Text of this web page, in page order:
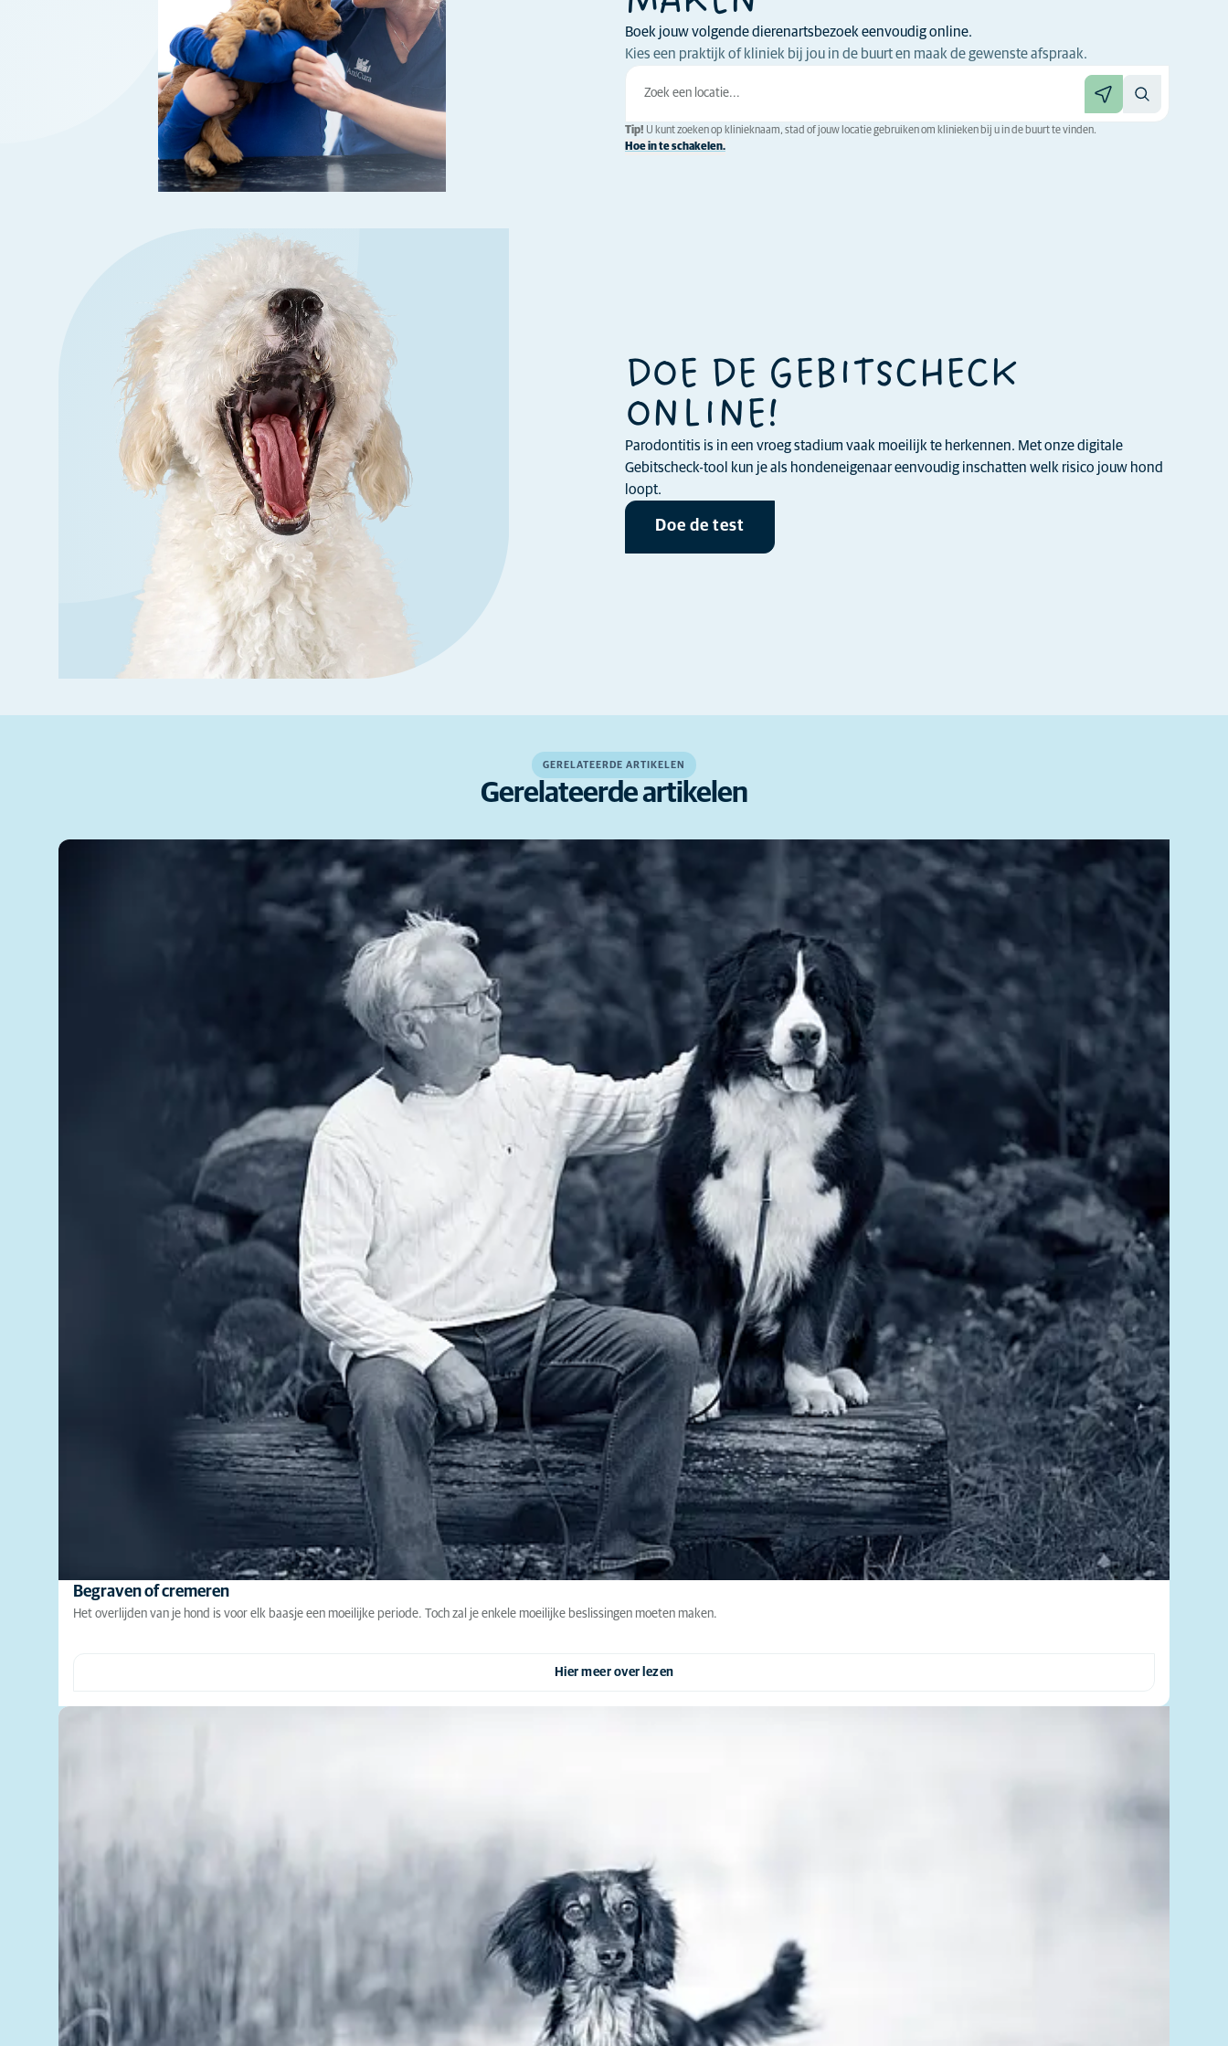
Boek jouw volgende dierenartsbezoek eenvoudig online.
Kies een praktijk of kliniek bij jou in de buurt en maak de gewenste afspraak.
Tip! U kunt zoeken op klinieknaam, stad of jouw locatie gebruiken om klinieken bij u in de buurt te vinden.
Hoe in te schakelen.
DOE DE GEBITSCHECK
ONLINE!
Parodontitis is in een vroeg stadium vaak moeilijk te herkennen. Met onze digitale
Gebitscheck-tool kun je als hondeneigenaar eenvoudig inschatten welk risico jouw hond
loopt.
Doe de test
GERELATEERDE ARTIKELEN
Gerelateerde artikelen
Begraven of cremeren
Het overlijden van je hond is voor elk baasje een moeilijke periode. Toch zal je enkele moeilijke beslissingen moeten maken.
Hier meer over lezen